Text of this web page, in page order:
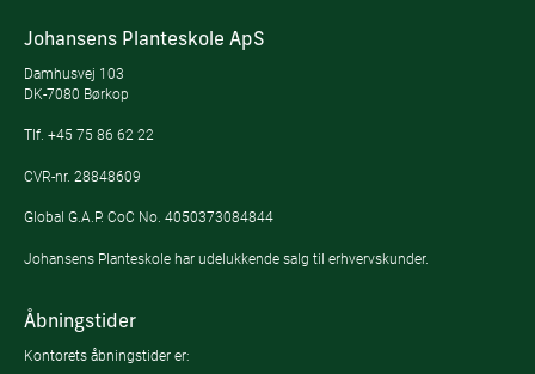
Johansens Planteskole ApS
Damhusvej 103
DK-7080 Børkop
Tlf. +45 75 86 62 22
CVR-nr. 28848609
Global G.A.P. CoC No. 4050373084844
Johansens Planteskole har udelukkende salg til erhvervskunder.
Åbningstider
Kontorets åbningstider er: